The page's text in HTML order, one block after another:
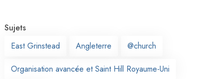
Sujets
East Grinstead
Angleterre @church
Organisation avancée et Saint Hill Royaume-Uni